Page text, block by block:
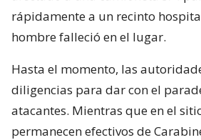
rápidamente a un recinto
hombre falleció en el lugar.
Hasta el momento, las
diligencias para dar con el
atacantes. Mientras que en el
permanecen efectivos de